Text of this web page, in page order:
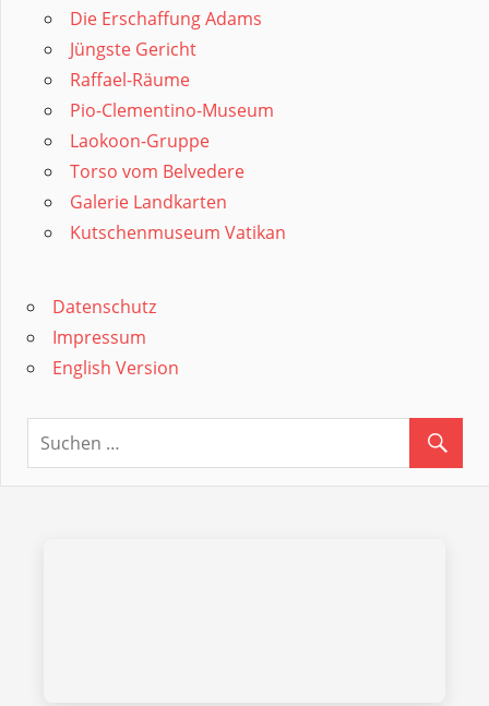
Die Erschaffung Adams
Jüngste Gericht
Raffael-Räume
Pio-Clementino-Museum
Laokoon-Gruppe
Torso vom Belvedere
Galerie Landkarten
Kutschenmuseum Vatikan
Datenschutz
Impressum
English Version